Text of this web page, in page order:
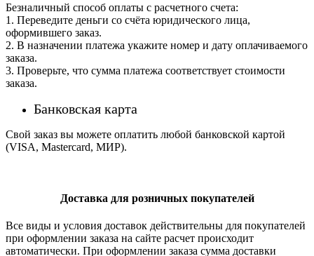
Безналичный способ оплаты с расчетного счета:
1. Переведите деньги со счёта юридического лица,
оформившего заказ.
2. В назначении платежа укажите номер и дату оплачиваемого
заказа.
3. Проверьте, что сумма платежа соответствует стоимости
заказа.
Банковская карта
Свой заказ вы можете оплатить любой банковской картой
(VISA, Mastercard, МИР).
Доставка для розничных покупателей
Все виды и условия доставок действительны для покупателей
при оформлении заказа на сайте расчет происходит
автоматически. При оформлении заказа сумма доставки